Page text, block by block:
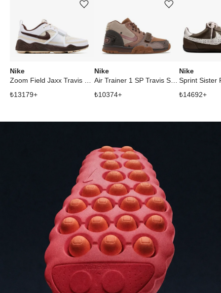
Nike
₺13179+
Ürünü istek listesine ekle veya listeden çıkar
Nike
₺10374+
Ürünü istek listesine ekle veya listeden çıkar
Nike
₺14692+